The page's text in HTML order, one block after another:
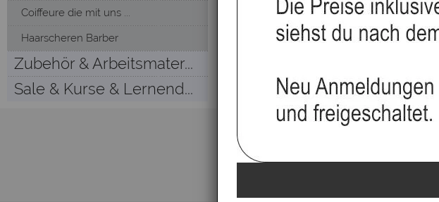
Coiffeure die mit uns ...
Haarscheren Barber
Zubehör & Arbeitsmater...
Sale & Kurse & Lernend...